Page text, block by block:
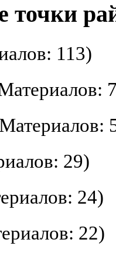
точки
113)
29)
24)
22)